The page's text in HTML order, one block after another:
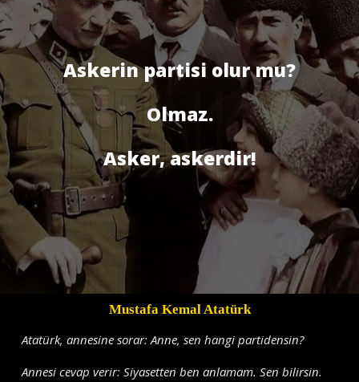
Askerin partisi olur mu?
Olmaz.
Asker, askerdir!
Mustafa Kemal Atatürk
Atatürk, annesine sorar: Anne, sen hangi partidensin?
Annesi cevap verir: Siyasetten ben anlamam. Sen bilirsin.